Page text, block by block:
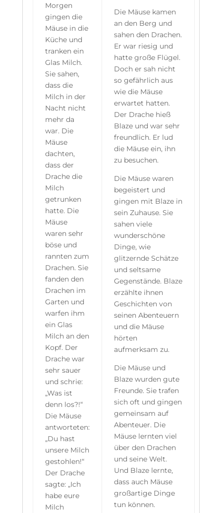
Morgen
gingen die
Mäuse in die
Küche und
tranken ein
Glas Milch.
Sie sahen,
dass die
Milch in der
Nacht nicht
mehr da
war. Die
Mäuse
dachten,
dass der
Drache die
Milch
getrunken
hatte. Die
Mäuse
waren sehr
böse und
rannten zum
Drachen. Sie
fanden den
Drachen im
Garten und
warfen ihm
ein Glas
Milch an den
Kopf. Der
Drache war
sehr sauer
und schrie:
„Was ist
denn los?!“
Die Mäuse
antworteten:
„Du hast
unsere Milch
gestohlen!“
Der Drache
sagte: „Ich
habe eure
Milch
Die Mäuse kamen
an den Berg und
sahen den Drachen.
Er war riesig und
hatte große Flügel.
Doch er sah nicht
so gefährlich aus
wie die Mäuse
erwartet hatten.
Der Drache hieß
Blaze und war sehr
freundlich. Er lud
die Mäuse ein, ihn
zu besuchen.
Die Mäuse waren
begeistert und
gingen mit Blaze in
sein Zuhause. Sie
sahen viele
wunderschöne
Dinge, wie
glitzernde Schätze
und seltsame
Gegenstände. Blaze
erzählte ihnen
Geschichten von
seinen Abenteuern
und die Mäuse
hörten
aufmerksam zu.
Die Mäuse und
Blaze wurden gute
Freunde. Sie trafen
sich oft und gingen
gemeinsam auf
Abenteuer. Die
Mäuse lernten viel
über den Drachen
und seine Welt.
Und Blaze lernte,
dass auch Mäuse
großartige Dinge
tun können.